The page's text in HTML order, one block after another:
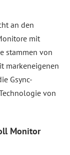
an den
mit
stammen von
markeneigenen
Gsync-
von
Monitor